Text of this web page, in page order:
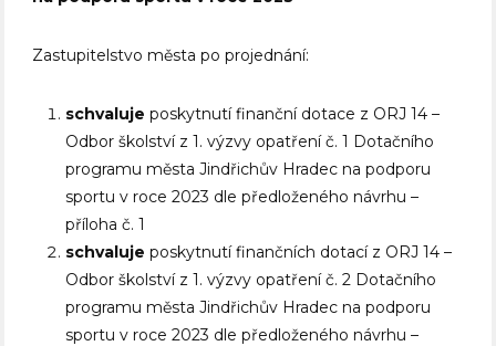
Zastupitelstvo města po projednání:
schvalujeposkytnutí finanční dotace z ORJ 14 –
Odbor školství z 1. výzvy opatření č. 1 Dotačního
programu města Jindřichův Hradec na podporu
sportu v roce 2023 dle předloženého návrhu –
příloha č. 1
schvalujeposkytnutí finančních dotací z ORJ 14 –
Odbor školství z 1. výzvy opatření č. 2 Dotačního
programu města Jindřichův Hradec na podporu
sportu v roce 2023 dle předloženého návrhu –